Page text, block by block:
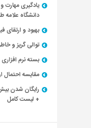
یادگیری
دانشگاه علامه
بهبود و ارتقای
توالی گریز و
بسته نرم افزاری Primitives
مقایسه احتمال
+ لیست کامل